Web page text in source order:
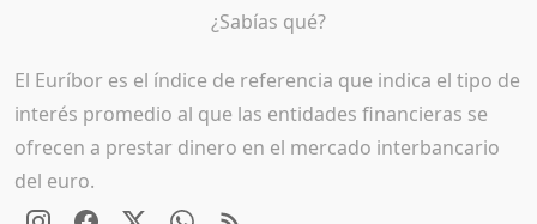
¿Sabías qué?
El Euríbor es el índice de referencia que indica el tipo de
interés promedio al que las entidades financieras se
ofrecen a prestar dinero en el mercado interbancario
del euro.